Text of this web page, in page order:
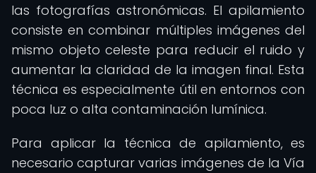
las fotografías astronómicas. El apilamiento
consiste en combinar múltiples imágenes del
mismo objeto celeste para reducir el ruido y
aumentar la claridad de la imagen final. Esta
técnica es especialmente útil en entornos con
poca luz o alta contaminación lumínica.
Para aplicar la técnica de apilamiento, es
necesario capturar varias imágenes de la Vía